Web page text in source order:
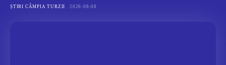
ȘTIRI CÂMPIA TURZII 2026-08-08